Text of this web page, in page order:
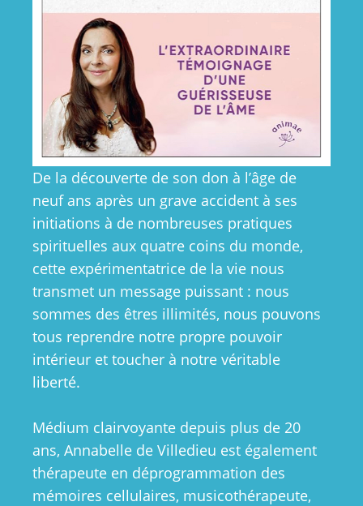
De la découverte de son don à l’âge de
neuf ans après un grave accident à ses
initiations à de nombreuses pratiques
spirituelles aux quatre coins du monde,
cette expérimentatrice de la vie nous
transmet un message puissant : nous
sommes des êtres illimités, nous pouvons
tous reprendre notre propre pouvoir
intérieur et toucher à notre véritable
liberté.
Médium clairvoyante depuis plus de 20
ans, Annabelle de Villedieu est également
thérapeute en déprogrammation des
mémoires cellulaires, musicothérapeute,